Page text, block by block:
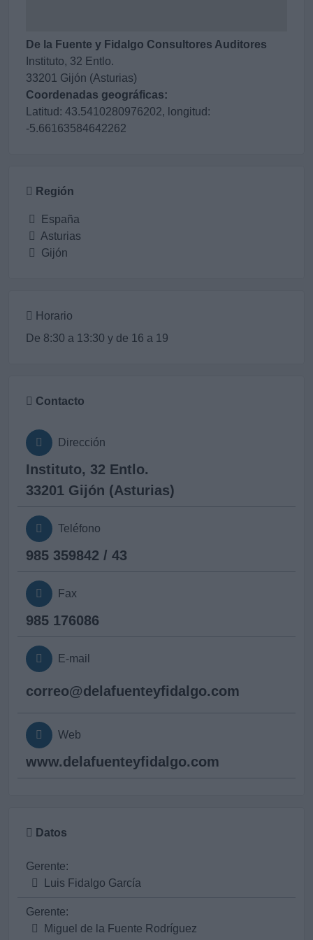
De la Fuente y Fidalgo Consultores Auditores
Instituto, 32 Entlo.
33201 Gijón (Asturias)
Coordenadas geográficas:
Latitud: 43.5410280976202, longitud:
-5.66163584642262
Región
España
Asturias
Gijón
Horario
De 8:30 a 13:30 y de 16 a 19
Contacto
Dirección
Instituto, 32 Entlo.
33201 Gijón (Asturias)
Teléfono
985 359842 / 43
Fax
985 176086
E-mail
correo@delafuenteyfidalgo.com
Web
www.delafuenteyfidalgo.com
Datos
Gerente:
Luis Fidalgo García
Gerente:
Miguel de la Fuente Rodríguez